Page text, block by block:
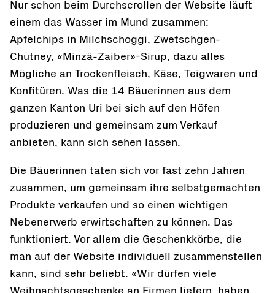
Nur schon beim Durchscrollen der Website läuft
einem das Wasser im Mund zusammen:
Apfelchips in Milchschoggi, Zwetschgen-
Chutney, «Minzä-Zaiber»-Sirup, dazu alles
Mögliche an Trockenfleisch, Käse, Teigwaren und
Konfitüren. Was die 14 Bäuerinnen aus dem
ganzen Kanton Uri bei sich auf den Höfen
produzieren und gemeinsam zum Verkauf
anbieten, kann sich sehen lassen.
Die Bäuerinnen taten sich vor fast zehn Jahren
zusammen, um gemeinsam ihre selbstgemachten
Produkte verkaufen und so einen wichtigen
Nebenerwerb erwirtschaften zu können. Das
funktioniert. Vor allem die Geschenkkörbe, die
man auf der Website individuell zusammenstellen
kann, sind sehr beliebt. «Wir dürfen viele